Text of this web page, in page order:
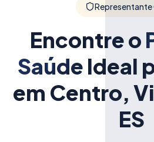
Representante
Encontre o
Saúde Ideal
em Centro,
ES